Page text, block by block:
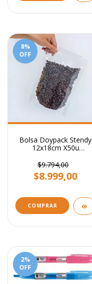
8%
OFF
Bolsa Doypack Stendy
12x18cm X50u
$9.794,00
$8.999,00
2%
OFF